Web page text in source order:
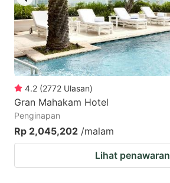
4.2 (2772 Ulasan)
Gran Mahakam Hotel
Penginapan
Rp 2,045,202 /malam
Lihat penawaran